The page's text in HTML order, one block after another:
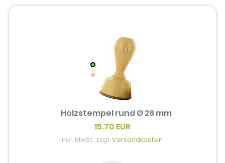
Holzstempel rund Ø 28 mm
15.70 EUR
inkl. MwSt. zzgl.Versandkosten